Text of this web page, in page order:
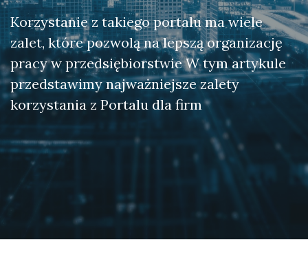
Korzystanie z takiego portalu ma wiele
zalet, które pozwolą na lepszą organizację
pracy w przedsiębiorstwie W tym artykule
przedstawimy najważniejsze zalety
korzystania z Portalu dla firm